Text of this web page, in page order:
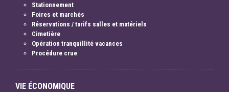
Stationnement
Foires et marchés
Réservations / tarifs salles et matériels
Cimetière
Opération tranquillité vacances
Procédure crue
VIE ÉCONOMIQUE